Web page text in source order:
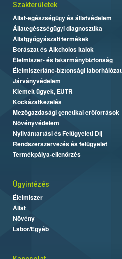
Szakterületek
Állat-egészségügy és állatvédelem
Állategészségügyi diagnosztika
Állatgyógyászati termékek
Borászat és Alkoholos Italok
Élelmiszer- és takarmánybiztonság
Élelmiszerlánc-biztonsági laborhálózat
Járványvédelem
Kiemelt ügyek, EUTR
Kockázatkezelés
Mezőgazdasági genetikai erőforrások
Növényvédelem
Nyilvántartási és Felügyeleti Díj
Rendszerszervezés és felügyelet
Termékpálya-ellenőrzés
Ügyintézés
Élelmiszer
Állat
Növény
Labor/Egyéb